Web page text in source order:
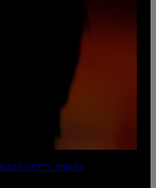
GETTY IMAGES